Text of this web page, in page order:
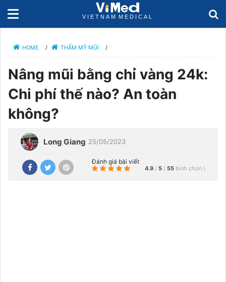
HOME / THẨM MỸ MŨI /
Nâng mũi bằng chỉ vàng 24k:
Chi phí thế nào? An toàn
không?
Long Giang 25/05/2023
Đánh giá bài viết
4.9 / 5 ( 55 bình chọn )